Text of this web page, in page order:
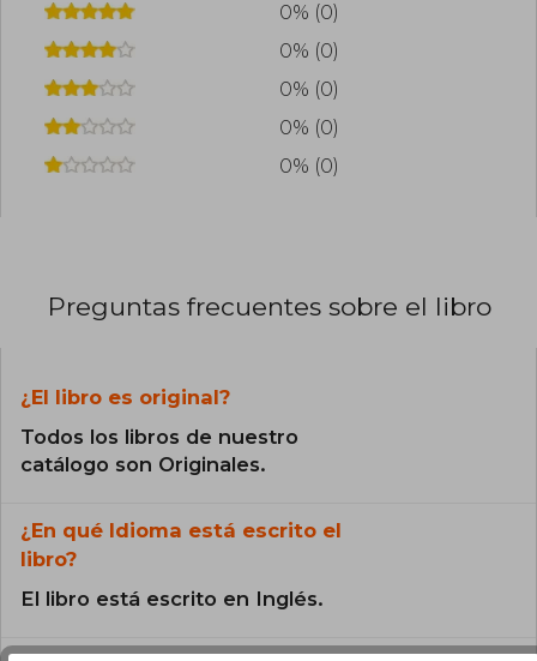
0% (0)
0% (0)
0% (0)
0% (0)
0% (0)
Preguntas frecuentes sobre el libro
¿El libro es original?
Todos los libros de nuestro
catálogo son Originales.
¿En qué Idioma está escrito el
libro?
El libro está escrito en Inglés.